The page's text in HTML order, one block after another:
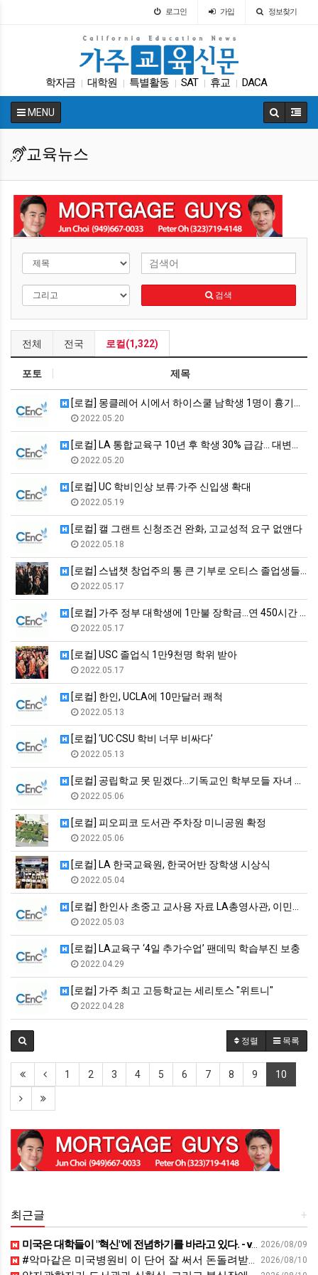
로그인 가입 정보찾기
학자금 대학원 특별활동 SAT 휴교 DACA
| 매그닛 스쿨 교육구 교육정책 입학원서
MENU
교육뉴스
검색
전체 전국 로컬(1,322)
포토 제목
[로컬] 몽클레어 시에서 하이스쿨 남학생 1명이 흉기로 동급생 …
2022.05.20
[로컬] LA 통합교육구 10년 후 학생 30% 급감… 대변혁 …
2022.05.20
[로컬] UC 학비인상 보류·가주 신입생 확대
2022.05.19
[로컬] 캘 그랜트 신청조건 완화, 고교성적 요구 없앤다
2022.05.18
[로컬] 스냅챗 창업주의 통 큰 기부로 오티스 졸업생들 부채 상…
2022.05.17
[로컬] 가주 정부 대학생에 1만불 장학금…연 450시간 봉사활…
2022.05.17
[로컬] USC 졸업식 1만9천명 학위 받아
2022.05.17
[로컬] 한인, UCLA에 10만달러 쾌척
2022.05.13
[로컬] ‘UC·CSU 학비 너무 비싸다’
2022.05.13
[로컬] 공립학교 못 믿겠다…기독교인 학부모들 자녀 뺀다
2022.05.06
[로컬] 피오피코 도서관 주차장 미니공원 확정
2022.05.06
[로컬] LA 한국교육원, 한국어반 장학생 시상식
2022.05.04
[로컬] 한인사 초중고 교사용 자료 LA총영사관, 이민사 발간
2022.05.03
[로컬] LA교육구 ‘4일 추가수업’ 팬데믹 학습부진 보충
2022.04.29
[로컬] 가주 최고 고등학교는 세리토스 "위트니"
2022.04.28
정렬 목록
1 2 3 4 5 6 7 8 9 10
+
최근글
2026/08/09
미국은 대학들이 "혁신"에 전념하기를 바라고 있다. - vietnam.vn
2026/08/10
#악마같은 미국병원비 이 단어 잘 써서 돈돌려받으세요 #영어회화 #영어표현 #영어공부 #영어